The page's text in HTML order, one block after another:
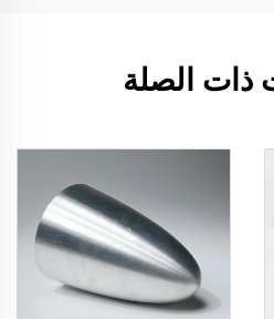
ذات الصلة